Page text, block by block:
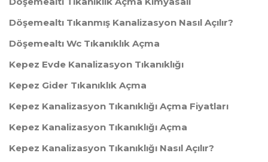
Döşemealtı Tıkanmış Kanalizasyon Nasıl Açılır?
Döşemealtı Wc Tıkanıklık Açma
Kepez Evde Kanalizasyon Tıkanıklığı
Kepez Gider Tıkanıklık Açma
Kepez Kanalizasyon Tıkanıklığı Açma Fiyatları
Kepez Kanalizasyon Tıkanıklığı Açma
Kepez Kanalizasyon Tıkanıklığı Nasıl Açılır?